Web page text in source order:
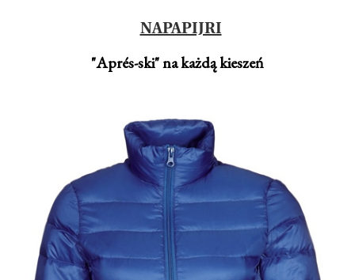
NAPAPIJRI
"Aprés-ski" na każdą kieszeń